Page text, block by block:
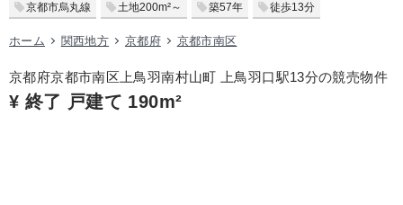
京都市烏丸線 土地200m²～ 築57年 徒歩13分
ホーム 関西地方 京都府 京都市南区
京都府京都市南区上鳥羽南村山町 上鳥羽口駅13分の競売物件
¥ 終了 戸建て 190m²